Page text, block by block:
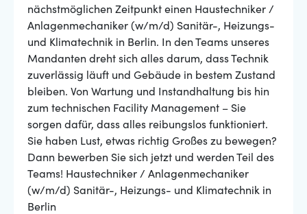
nächstmöglichen Zeitpunkt einen Haustechniker /
Anlagenmechaniker (w/m/d) Sanitär-, Heizungs-
und Klimatechnik in Berlin. In den Teams unseres
Mandanten dreht sich alles darum, dass Technik
zuverlässig läuft und Gebäude in bestem Zustand
bleiben. Von Wartung und Instandhaltung bis hin
zum technischen Facility Management – Sie
sorgen dafür, dass alles reibungslos funktioniert.
Sie haben Lust, etwas richtig Großes zu bewegen?
Dann bewerben Sie sich jetzt und werden Teil des
Teams! Haustechniker / Anlagenmechaniker
(w/m/d) Sanitär-, Heizungs- und Klimatechnik in
Berlin